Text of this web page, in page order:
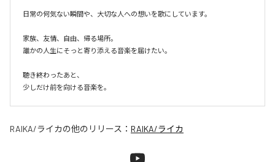
日常の何気ない瞬間や、大切な人への想いを歌にしています。
家族、友情、自由、帰る場所。
誰かの人生にそっと寄り添える音楽を届けたい。
聴き終わったあと、
少しだけ前を向ける音楽を。
RAIKA/ライカの他のリリース： RAIKA/ライカ